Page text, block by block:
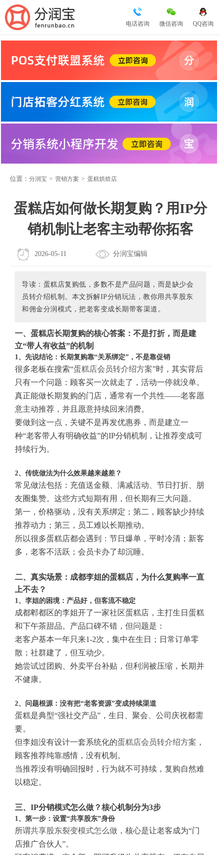
QQ咨询
微信咨询
电话咨询
位置： 分润宝 > 营销方案 > 蛋糕烘焙店
蛋糕店如何做长期复购？用IP分
销机制让老客主动帮你拓客
2026-05-11 分润宝编辑
导读：蛋糕店复购低，多数不是产品问题，而是缺少会
员转介绍机制。本文拆解IP分销玩法，教你用共享股东
和佣金分润模式，把老客变成长期带客渠道。
一、蛋糕店长期复购的核心答案：不是打折，而是建
立“带人有收益”的机制
1、先说结论：长期复购靠“关系绑定”，不是靠促销
很多老板在搜索“蛋糕店会员转介绍方案”时，其实背后
只有一个问题：顾客买一次就走了，活动一停就没单。
真正能做长期复购的门店，通常有一个共性——老客愿
意主动推荐，并且愿意持续回来消费。
要做到这一点，关键不是再发优惠券，而是建立一
种“老客带人有明确收益”的IP分销机制，让推荐变成可
持续行为。
2、传统做法为什么效果越来越差？
常见做法包括：充值送金额、满减活动、节日打折、朋
友圈集赞。这些方式短期有用，但长期有三大问题。
第一，价格驱动，没有关系绑定；第二，顾客缺少持续
推荐动力；第三，员工难以长期推动。
所以很多蛋糕店都会遇到：节日爆单，平时冷清；新客
多，老客不活跃；会员卡办了却沉睡。
二、真实场景：成都李姐的蛋糕店，为什么复购率一直
上不去？
1、李姐的困境：产品好，但客流不稳定
成都郫都区的李姐开了一家社区蛋糕店，主打生日蛋糕
和下午茶甜品。产品口碑不错，但问题是：
老客户基本一年只来1-2次，集中在生日；日常订单零
散；社群建了，但互动少。
她尝试过团购、外卖平台补贴，但利润被压缩，长期并
不健康。
2、问题根源：没有把“老客资源”变成持续渠道
蛋糕是典型“强社交产品”，生日、聚会、公司庆祝都需
要。
但李姐没有设计一套系统化的蛋糕店会员转介绍方案 ，
顾客推荐纯靠感情，没有机制。
当推荐没有明确回报时，行为就不可持续，复购自然难
以稳定。
三、IP分销模式怎么做？核心机制分为3步
1、第一步：设置“共享股东”身份
所谓共享股东裂变模式怎么做 ，核心是让老客成为“门
店推广合伙人”。